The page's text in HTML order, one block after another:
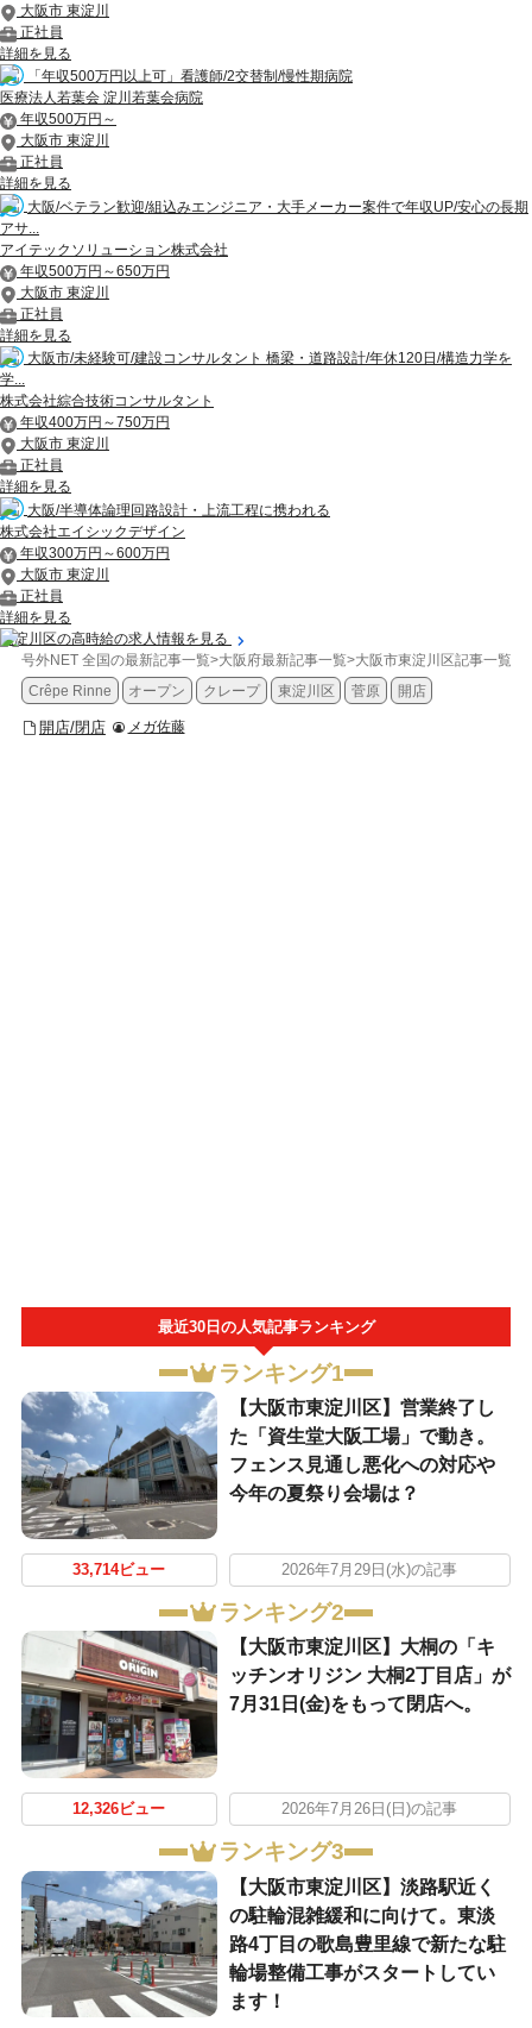
大阪市 東淀川
正社員
詳細を見る
「年収500万円以上可」看護師/2交替制/慢性期病院
医療法人若葉会 淀川若葉会病院
年収500万円～
大阪市 東淀川
正社員
詳細を見る
大阪/ベテラン歓迎/組込みエンジニア・大手メーカー案件で年収UP/安心の長期
アサ...
アイテックソリューション株式会社
年収500万円～650万円
大阪市 東淀川
正社員
詳細を見る
大阪市/未経験可/建設コンサルタント 橋梁・道路設計/年休120日/構造力学を
学...
株式会社綜合技術コンサルタント
年収400万円～750万円
大阪市 東淀川
正社員
詳細を見る
大阪/半導体論理回路設計・上流工程に携われる
株式会社エイシックデザイン
年収300万円～600万円
大阪市 東淀川
正社員
詳細を見る
東淀川区の高時給の求人情報を見る
号外NET 全国の最新記事一覧>大阪府最新記事一覧>大阪市東淀川区記事一覧
Crêpe Rinne
オープン クレープ 東淀川区 菅原 開店
開店/閉店 メガ佐藤
最近30日の人気記事ランキング
ランキング1
【大阪市東淀川区】営業終了し
た「資生堂大阪工場」で動き。
フェンス見通し悪化への対応や
今年の夏祭り会場は？
33,714ビュー 2026年7月29日(水)の記事
ランキング2
【大阪市東淀川区】大桐の「キ
ッチンオリジン 大桐2丁目店」が
7月31日(金)をもって閉店へ。
12,326ビュー 2026年7月26日(日)の記事
ランキング3
【大阪市東淀川区】淡路駅近く
の駐輪混雑緩和に向けて。東淡
路4丁目の歌島豊里線で新たな駐
輪場整備工事がスタートしてい
ます！